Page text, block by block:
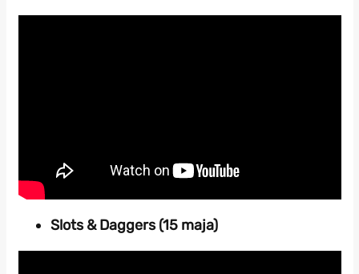
Slots & Daggers (15 maja)